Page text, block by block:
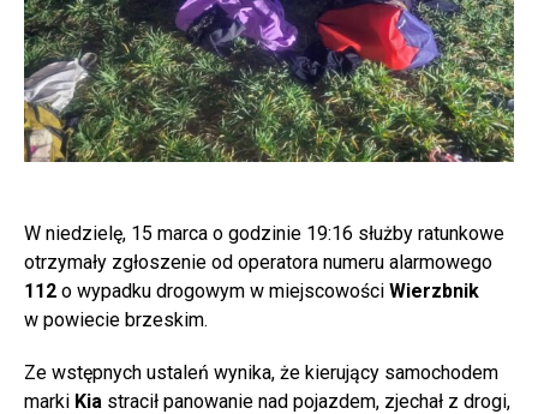
W niedzielę, 15 marca o godzinie 19:16 służby ratunkowe
otrzymały zgłoszenie od operatora numeru alarmowego
112 o wypadku drogowym w miejscowości Wierzbnik
w powiecie brzeskim.
Ze wstępnych ustaleń wynika, że kierujący samochodem
marki Kia stracił panowanie nad pojazdem, zjechał z drogi,